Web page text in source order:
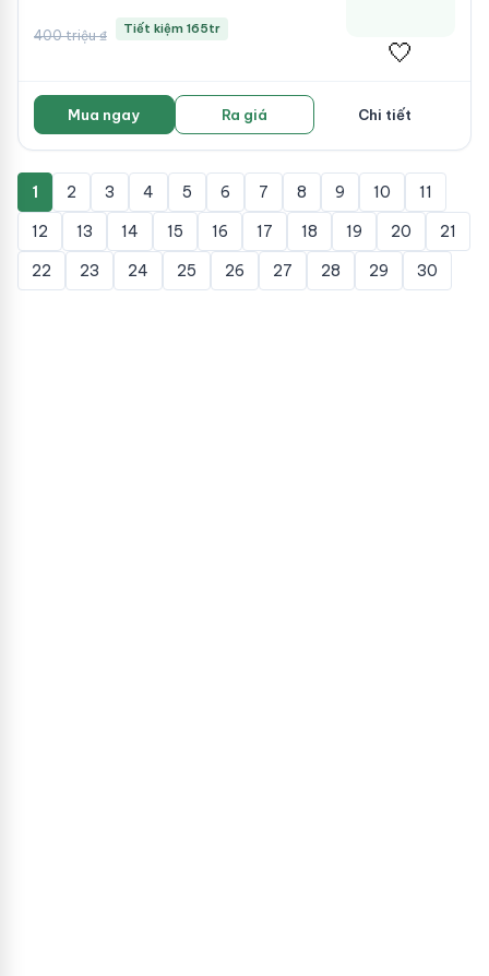
400 triệu ₫ Tiết kiệm 165tr
🤍
Mua ngay Ra giá Chi tiết
1 2 3 4 5 6 7 8 9 10
11
12
13 14 15 16 17 18 19 20
21
22
23 24 25 26 27 28 29 30